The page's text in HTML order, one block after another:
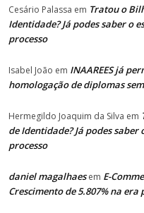
Cesário Palassa em Tratou o
Identidade? Já podes saber o
processo
Isabel João em INAAREES já
homologação de diplomas
Hermegildo Joaquim da Silva em
de Identidade? Já podes saber
processo
daniel magalhaesem E-
Crescimento de 5.807% na era